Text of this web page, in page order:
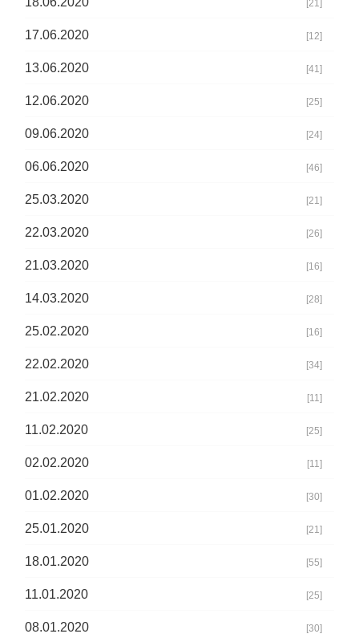
[21]
17.06.2020 [12]
13.06.2020 [41]
12.06.2020 [25]
09.06.2020 [24]
06.06.2020 [46]
25.03.2020 [21]
22.03.2020 [26]
21.03.2020 [16]
14.03.2020 [28]
25.02.2020 [16]
22.02.2020 [34]
21.02.2020 [11]
11.02.2020 [25]
02.02.2020 [11]
01.02.2020 [30]
25.01.2020 [21]
18.01.2020 [55]
11.01.2020 [25]
08.01.2020 [30]